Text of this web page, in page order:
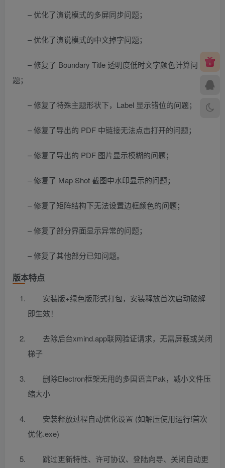
– 优化了演说模式的多屏同步问题；
– 优化了演说模式的中文掉字问题；
– 修复了 Boundary Title 透明度低时文字颜色计算问
题；
– 修复了特殊主题形状下，Label 显示错位的问题；
– 修复了导出的 PDF 中链接无法点击打开的问题；
– 修复了导出的 PDF 图片显示模糊的问题；
– 修复了 Map Shot 截图中水印显示的问题；
– 修复了矩阵结构下无法设置边框颜色的问题；
– 修复了部分界面显示异常的问题；
– 修复了其他部分已知问题。
版本特点
安装版+绿色版形式打包，安装释放首次启动破解
即生效！
去除后台xmind.app联网验证请求，无需屏蔽或关闭
梯子
删除Electron框架无用的多国语言Pak，减小文件压
缩大小
安装释放过程自动优化设置 (如解压使用运行!首次
优化.exe)
跳过更新特性、许可协议、登陆向导、关闭自动更